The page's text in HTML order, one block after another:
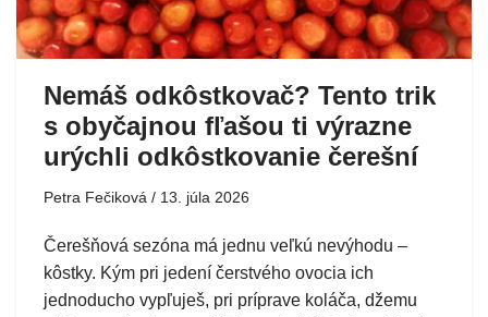
Nemáš odkôstkovač? Tento trik
s obyčajnou fľašou ti výrazne
urýchli odkôstkovanie čerešní
Petra Fečiková 13. júla 2026
Čerešňová sezóna má jednu veľkú nevýhodu –
kôstky. Kým pri jedení čerstvého ovocia ich
jednoducho vypľuješ, pri príprave koláča, džemu